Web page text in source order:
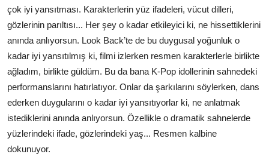
çok iyi yansıtması. Karakterlerin yüz ifadeleri, vücut dilleri,
gözlerinin parıltısı... Her şey o kadar etkileyici ki, ne hissettiklerini
anında anlıyorsun. Look Back’te de bu duygusal yoğunluk o
kadar iyi yansıtılmış ki, filmi izlerken resmen karakterlerle birlikte
ağladım, birlikte güldüm. Bu da bana K-Pop idollerinin sahnedeki
performanslarını hatırlatıyor. Onlar da şarkılarını söylerken, dans
ederken duygularını o kadar iyi yansıtıyorlar ki, ne anlatmak
istediklerini anında anlıyorsun. Özellikle o dramatik sahnelerde
yüzlerindeki ifade, gözlerindeki yaş... Resmen kalbine
dokunuyor.